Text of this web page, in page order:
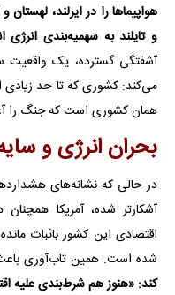
هواپیماها را در ایرلند، لهستان
و تایلند به سهمیه‌بندی انرژی
آشفتگی گسترده، یک
می‌کند: کشوری که تا حد زیادی
همان کشوری است که جنگ را
بحران انرژی و
در حالی که نشانه‌های
آشکارتر شده، آمریکا
اقتصادی این کشور باثبات
شده است. همین تاب‌آوری
کند: «هنوز هم شرط‌بندی علیه